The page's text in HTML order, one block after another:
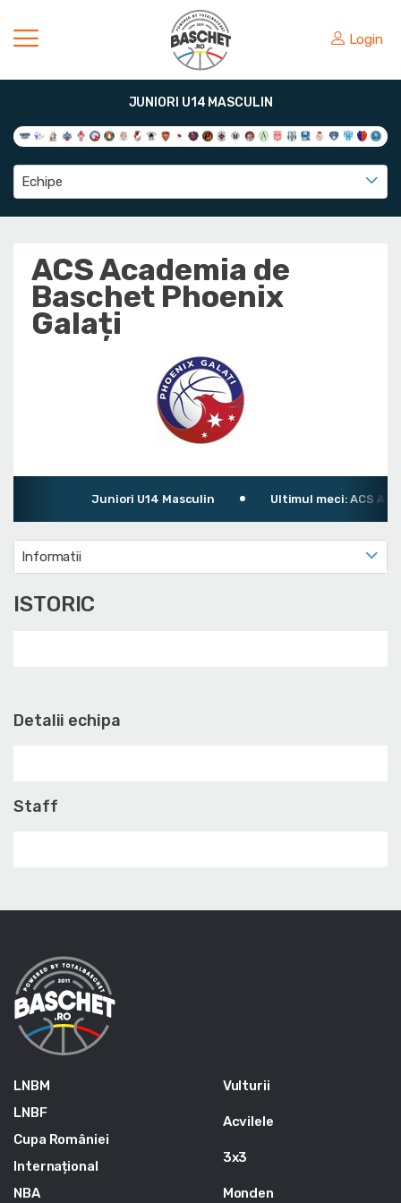
Login
JUNIORI U14 MASCULIN
Echipe
ACS Academia de
Baschet Phoenix
Galați
Juniori U14 Masculin Ultimul meci: ACS
Informatii
ISTORIC
Detalii echipa
Staff
LNBM
LNBF
Cupa României
Internațional
NBA
Vulturii
Acvilele
3x3
Monden